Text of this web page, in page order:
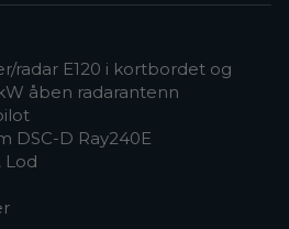
radar E120 i kortbordet og
åben radarantenn
DSC-D Ray240E
Lod